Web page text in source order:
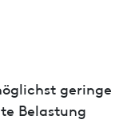
geringe
Belastung